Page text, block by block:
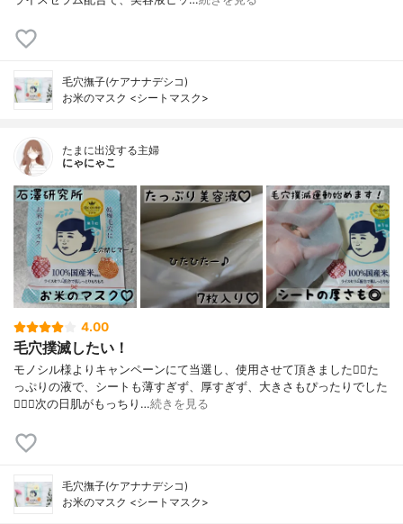
毛穴撫子(ケアナナデシコ)
お米のマスク <シートマスク>
たまに出没する主婦
にゃにゃこ
4.00
毛穴撲滅したい！
モノシル様よりキャンペーンにて当選し、使用させて頂きました🙇‍♀️た
っぷりの液で、シートも薄すぎず、厚すぎず、大きさもぴったりでした
🙆🏻‍♀️次の日肌がもっちり…続きを見る
毛穴撫子(ケアナナデシコ)
お米のマスク <シートマスク>